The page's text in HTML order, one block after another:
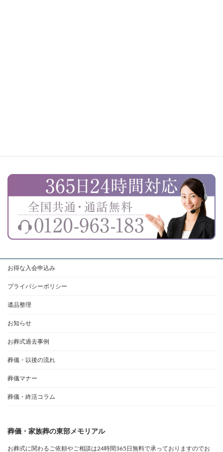
お得な入会申込み
プライバシーポリシー
遺品整理
お知らせ
お葬式過去事例
葬儀・以後の流れ
葬儀マナー
葬儀・終活コラム
葬儀・家族葬の東部メモリアル
お葬式に関わるご依頼やご相談は24時間365日無料で承っておりますのでお